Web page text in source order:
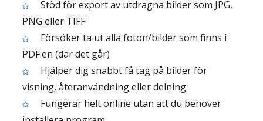
Stöd för export av utdragna bilder som JPG,
PNG eller TIFF
Försöker ta ut alla foton/bilder som finns i
PDF:en (där det går)
Hjälper dig snabbt få tag på bilder för
visning, återanvändning eller delning
Fungerar helt online utan att du behöver